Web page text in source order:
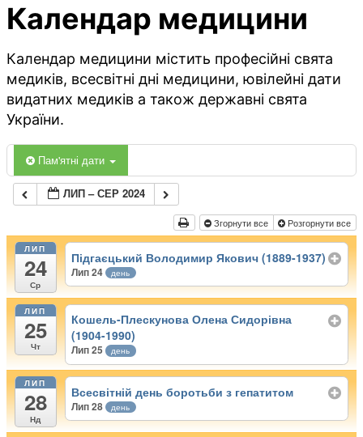
Календар медицини
Календар медицини містить професійні свята
медиків, всесвітні дні медицини, ювілейні дати
видатних медиків а також державні свята
України.
Пам'ятні дати
ЛИП – СЕР 2024
Згорнути все Розгорнути все
ЛИП
24
Ср
Підгаєцький Володимир Якович (1889-1937)
Лип 24 день
ЛИП
25
Чт
Кошель-Плескунова Олена Сидорівна
(1904-1990)
Лип 25 день
ЛИП
28
Нд
Всесвітній день боротьби з гепатитом
Лип 28 день